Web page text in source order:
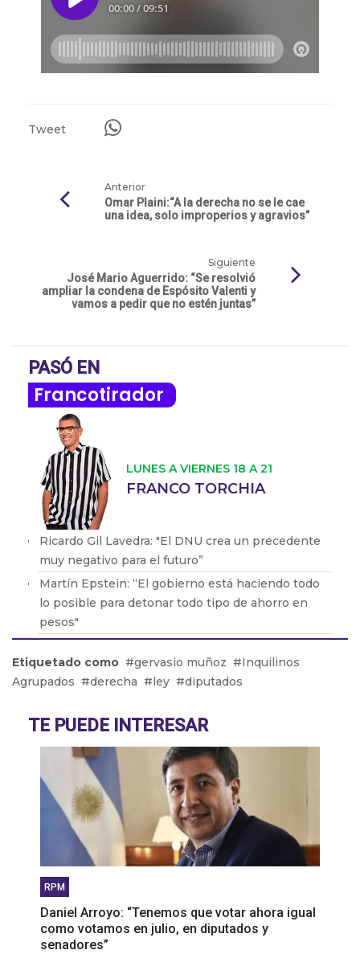
Tweet
Anterior
Omar Plaini:“A la derecha no se le cae
una idea, solo improperios y agravios”
Siguiente
José Mario Aguerrido: “Se resolvió
ampliar la condena de Espósito Valenti y
vamos a pedir que no estén juntas”
PASÓ EN
Francotirador
LUNES A VIERNES 18 A 21
FRANCO TORCHIA
Ricardo Gil Lavedra: "El DNU crea un precedente
muy negativo para el futuro”
Martín Epstein: “El gobierno está haciendo todo
lo posible para detonar todo tipo de ahorro en
pesos"
género aún no ha llegado”
Walter Córdoba: “Estamos hace mucho
Abél Furlán: “Esperamos 1 millón de personas en
la calle el 24 de enero”
Etiquetado como gervasio muñoz
Inquilinos
Agrupados
derecha ley diputados
TE PUEDE INTERESAR
RPM
Daniel Arroyo: “Tenemos que votar ahora igual
como votamos en julio, en diputados y
senadores”